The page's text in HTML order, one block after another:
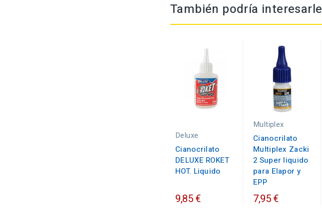
También podría interesarle
Deluxe
Cianocrilato
DELUXE ROKET
HOT. Liquido
9,85 €
Multiplex
Cianocrilato
Multiplex Zacki
2 Super liquido
para Elapor y
EPP
7,95 €